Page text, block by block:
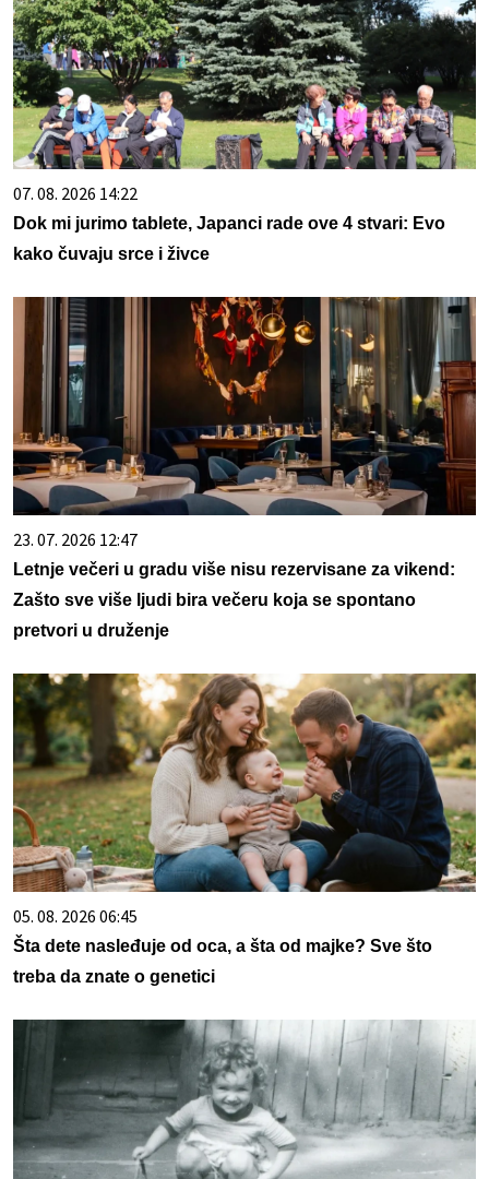
07. 08. 2026 14:22
Dok mi jurimo tablete, Japanci rade ove 4 stvari: Evo
kako čuvaju srce i živce
23. 07. 2026 12:47
Letnje večeri u gradu više nisu rezervisane za vikend:
Zašto sve više ljudi bira večeru koja se spontano
pretvori u druženje
05. 08. 2026 06:45
Šta dete nasleđuje od oca, a šta od majke? Sve što
treba da znate o genetici